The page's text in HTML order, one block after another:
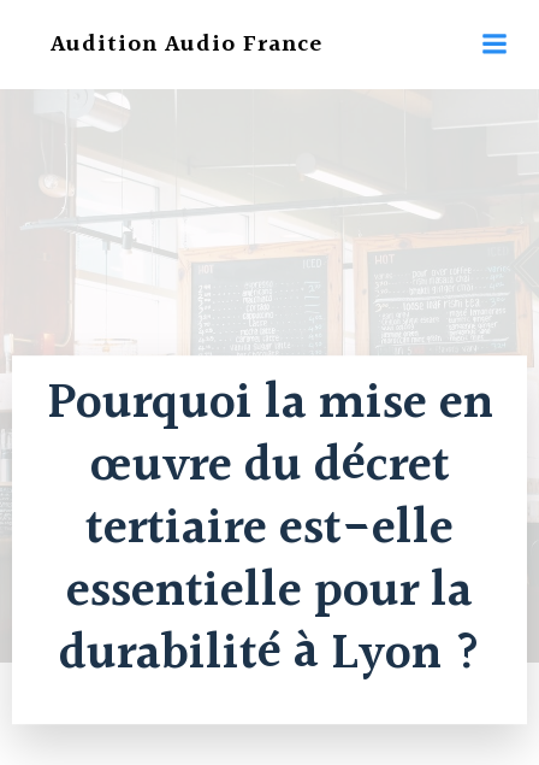
au
Audition Audio France
Pourquoi la mise en
œuvre du décret
tertiaire est-elle
essentielle pour la
durabilité à Lyon ?